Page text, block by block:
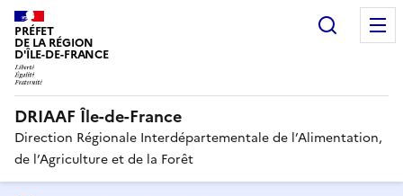
PRÉFET
DE LA RÉGION
D'ÎLE-DE-FRANCE
DRIAAF Île-de-France
Direction Régionale Interdépartementale de l’Alimentation,
de l’Agriculture et de la Forêt